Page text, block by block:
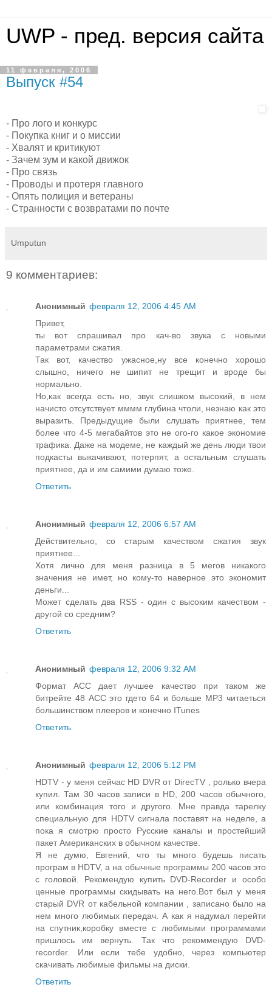
UWP - пред. версия сайта
11 февраля, 2006
Выпуск #54
- Про лого и конкурс
- Покупка книг и о миссии
- Хвалят и критикуют
- Зачем зум и какой движок
- Про связь
- Проводы и протеря главного
- Опять полиция и ветераны
- Странности с возвратами по почте
Umputun
9 комментариев:
Анонимный февраля 12, 2006 4:45 AM
Привет,
ты вот спрашивал про кач-во звука с новыми
параметрами сжатия.
Так вот, качество ужасное,ну все конечно хорошо
слышно, ничего не шипит не трещит и вроде бы
нормально.
Но,как всегда есть но, звук слишком высокий, в нем
начисто отсутствует мммм глубина чтоли, незнаю как это
выразить. Предыдущие были слушать приятнее, тем
более что 4-5 мегабайтов это не ого-го какое экономие
трафика. Даже на модеме, не каждый же день люди твои
подкасты выкачивают, потерпят, а остальным слушать
приятнее, да и им самими думаю тоже.
Ответить
Анонимный февраля 12, 2006 6:57 AM
Действительно, со старым качеством сжатия звук
приятнее...
Хотя лично для меня разница в 5 мегов никакого
значения не имет, но кому-то наверное это экономит
деньги...
Может сделать два RSS - один с высоким качеством -
другой со средним?
Ответить
Анонимный февраля 12, 2006 9:32 AM
Формат ACC дает лучшее качество при таком же
битрейте 48 ACC это гдето 64 и больше MP3 читаеться
большинством плееров и конечно ITunes
Ответить
Анонимный февраля 12, 2006 5:12 PM
HDTV - у меня сейчас HD DVR от DirecTV , ролько вчера
купил. Там 30 часов записи в HD, 200 часов обычного,
или комбинация того и другого. Мне правда тарелку
специальную для HDTV сигнала поставят на неделе, а
пока я смотрю просто Русские каналы и простейший
пакет Американских в обычном качестве.
Я не думю, Евгений, что ты много будешь писать
програм в HDTV, а на обычные программы 200 часов это
с головой. Рекомендую купить DVD-Recorder и особо
ценные программы скидывать на него.Вот был у меня
старый DVR от кабельной компании , записано было на
нем много любимых передач. А как я надумал перейти
на спутник,коробку вместе с любимыми программами
пришлось им вернуть. Так что рекоммендую DVD-
recorder. Или если тебе удобно, через компьютер
скачивать любимые фильмы на диски.
Ответить